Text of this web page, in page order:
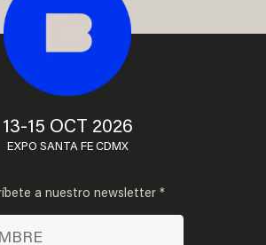
13-15 OCT 2026
EXPO SANTA FE CDMX
a nuestro newsletter *